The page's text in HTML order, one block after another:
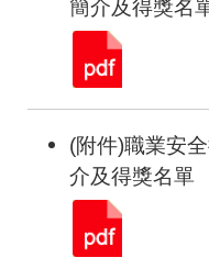
簡介及得獎名
(附件)職業安
介及得獎名單